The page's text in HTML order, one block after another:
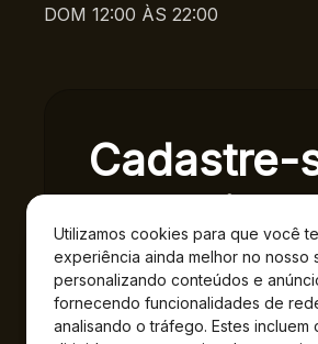
Utilizamos cookies para que você
experiência ainda melhor no nosso
personalizando conteúdos e
fornecendo funcionalidades de
analisando o tráfego. Estes incluem
DOM 12:00 ÀS 22:00
Cadastre-
exclusivas.
Ao se cadastrar você confirma